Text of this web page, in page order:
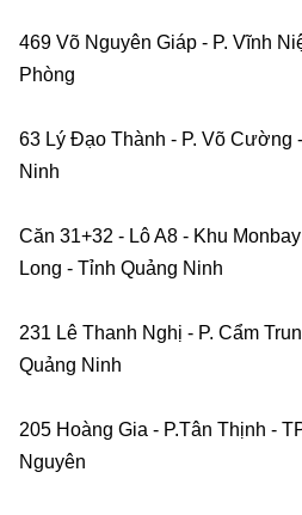
469 Võ Nguyên Giáp - P. Vĩnh
Phòng
63 Lý Đạo Thành - P. Võ Cường
Ninh
Căn 31+32 - Lô A8 - Khu
Long - Tỉnh Quảng Ninh
231 Lê Thanh Nghị - P. Cẩm
Quảng Ninh
205 Hoàng Gia - P.Tân Thịnh -
Nguyên